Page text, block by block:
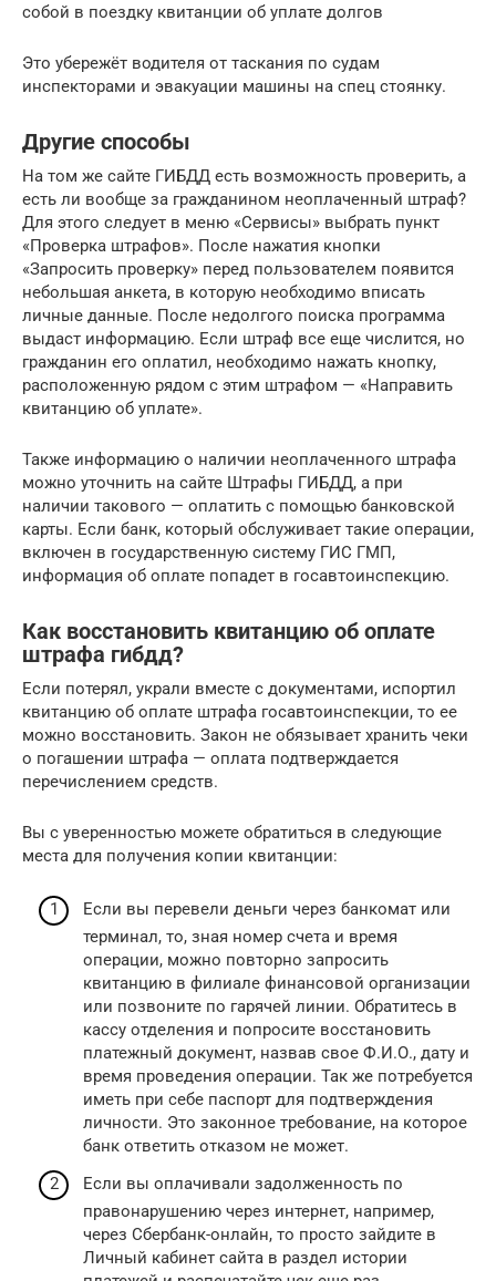
собой в поездку квитанции об уплате долгов
Это убережёт водителя от таскания по судам
инспекторами и эвакуации машины на спец стоянку.
Другие способы
На том же сайте ГИБДД есть возможность проверить, а
есть ли вообще за гражданином неоплаченный штраф?
Для этого следует в меню «Сервисы» выбрать пункт
«Проверка штрафов». После нажатия кнопки
«Запросить проверку» перед пользователем появится
небольшая анкета, в которую необходимо вписать
личные данные. После недолгого поиска программа
выдаст информацию. Если штраф все еще числится, но
гражданин его оплатил, необходимо нажать кнопку,
расположенную рядом с этим штрафом — «Направить
квитанцию об уплате».
Также информацию о наличии неоплаченного штрафа
можно уточнить на сайте Штрафы ГИБДД, а при
наличии такового — оплатить с помощью банковской
карты. Если банк, который обслуживает такие операции,
включен в государственную систему ГИС ГМП,
информация об оплате попадет в госавтоинспекцию.
Как восстановить квитанцию об оплате
штрафа гибдд?
Если потерял, украли вместе с документами, испортил
квитанцию об оплате штрафа госавтоинспекции, то ее
можно восстановить. Закон не обязывает хранить чеки
о погашении штрафа — оплата подтверждается
перечислением средств.
Вы с уверенностью можете обратиться в следующие
места для получения копии квитанции:
Если вы перевели деньги через банкомат или
терминал, то, зная номер счета и время
операции, можно повторно запросить
квитанцию в филиале финансовой организации
или позвоните по гарячей линии. Обратитесь в
кассу отделения и попросите восстановить
платежный документ, назвав свое Ф.И.О., дату и
время проведения операции. Так же потребуется
иметь при себе паспорт для подтверждения
личности. Это законное требование, на которое
банк ответить отказом не может.
Если вы оплачивали задолженность по
правонарушению через интернет, например,
через Сбербанк-онлайн, то просто зайдите в
Личный кабинет сайта в раздел истории